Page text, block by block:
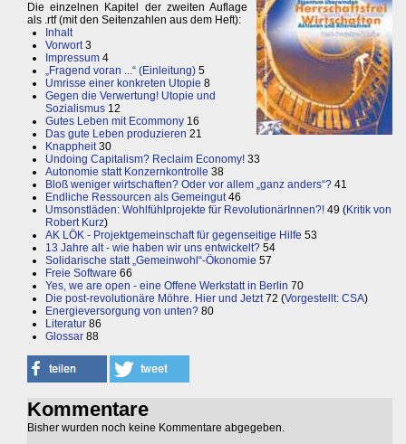
Die einzelnen Kapitel der zweiten Auflage
als .rtf (mit den Seitenzahlen aus dem Heft):
Inhalt
Vorwort3
Impressum 4
„Fragend voran ...“ (Einleitung) 5
Umrisse einer konkreten Utopie 8
Gegen die Verwertung! Utopie und
Sozialismus 12
Gutes Leben mit Ecommony 16
Das gute Leben produzieren 21
Knappheit30
Undoing Capitalism? Reclaim Economy! 33
Autonomie statt Konzernkontrolle 38
Bloß weniger wirtschaften? Oder vor allem „ganz anders“? 41
Endliche Ressourcen als Gemeingut46
Umsonstläden: Wohlfühlprojekte für RevolutionärInnen?! 49 (Kritik von
Robert Kurz)
AK LÖK - Projektgemeinschaft für gegenseitige Hilfe 53
13 Jahre alt - wie haben wir uns entwickelt? 54
Solidarische statt „Gemeinwohl“-Ökonomie 57
Freie Software 66
Yes, we are open - eine Offene Werkstatt in Berlin 70
Die post-revolutionäre Möhre. Hier und Jetzt72 (Vorgestellt: CSA)
Energieversorgung von unten? 80
Literatur 86
Glossar 88
Kommentare
Bisher wurden noch keine Kommentare abgegeben.